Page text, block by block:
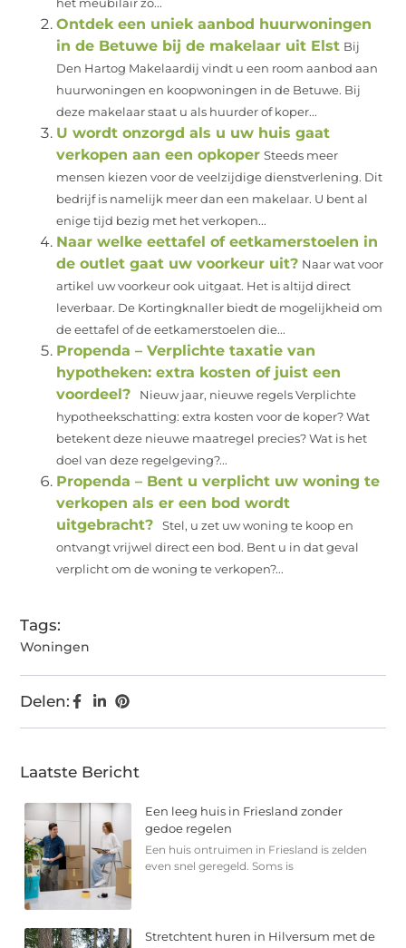
het meubilair zo...
Ontdek een uniek aanbod huurwoningen
in de Betuwe bij de makelaar uit Elst Bij
Den Hartog Makelaardij vindt u een room aanbod aan
huurwoningen en koopwoningen in de Betuwe. Bij
deze makelaar staat u als huurder of koper...
U wordt onzorgd als u uw huis gaat
verkopen aan een opkoper Steeds meer
mensen kiezen voor de veelzijdige dienstverlening. Dit
bedrijf is namelijk meer dan een makelaar. U bent al
enige tijd bezig met het verkopen...
Naar welke eettafel of eetkamerstoelen in
de outlet gaat uw voorkeur uit? Naar wat voor
artikel uw voorkeur ook uitgaat. Het is altijd direct
leverbaar. De Kortingknaller biedt de mogelijkheid om
de eettafel of de eetkamerstoelen die...
Propenda – Verplichte taxatie van
hypotheken: extra kosten of juist een
voordeel?
Nieuw jaar, nieuwe regels Verplichte
hypotheekschatting: extra kosten voor de koper? Wat
betekent deze nieuwe maatregel precies? Wat is het
doel van deze regelgeving?...
Propenda – Bent u verplicht uw woning te
verkopen als er een bod wordt
uitgebracht?
Stel, u zet uw woning te koop en
ontvangt vrijwel direct een bod. Bent u in dat geval
verplicht om de woning te verkopen?...
Tags:
Woningen
Delen:
Laatste Bericht
Een leeg huis in Friesland zonder
gedoe regelen
Een huis ontruimen in Friesland is zelden
even snel geregeld. Soms is
Stretchtent huren in Hilversum met de